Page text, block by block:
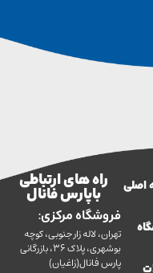
راه های ارتباطی
با پارس فانال
فروشگاه مرکزی:
تهران، لاله زار جنوبی، کوچه
بوشهری، پلاک 36، بازرگانی
پارس فانال(زاغیان)